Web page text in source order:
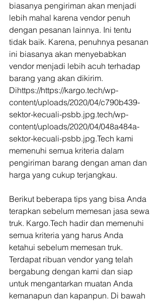
biasanya pengiriman akan menjadi
lebih mahal karena vendor penuh
dengan pesanan lainnya. Ini tentu
tidak baik. Karena, penuhnya pesanan
ini biasanya akan menyebabkan
vendor menjadi lebih acuh terhadap
barang yang akan dikirim.
Dihttps://https://kargo.tech/wp-
content/uploads/2020/04/c790b439-
sektor-kecuali-psbb.jpg.tech/wp-
content/uploads/2020/04/048a484a-
sektor-kecuali-psbb.jpg.Tech kami
memenuhi semua kriteria dalam
pengiriman barang dengan aman dan
harga yang cukup terjangkau.
Berikut beberapa tips yang bisa Anda
terapkan sebelum memesan jasa sewa
truk. Kargo.Tech hadir dan memenuhi
semua kriteria yang harus Anda
ketahui sebelum memesan truk.
Terdapat ribuan vendor yang telah
bergabung dengan kami dan siap
untuk mengantarkan muatan Anda
kemanapun dan kapanpun. Di bawah